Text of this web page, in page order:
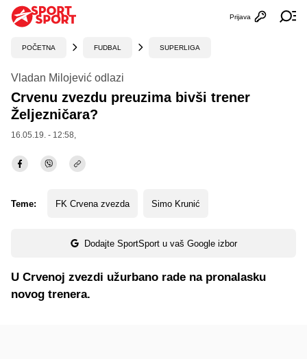
Otvori
Prijava
POČETNA FUDBAL SUPERLIGA
Vladan Milojević odlazi
Crvenu zvezdu preuzima bivši trener
Željezničara?
16.05.19. - 12:58,
Teme: FK Crvena zvezda Simo Krunić
Dodajte SportSport u vaš Google izbor
U Crvenoj zvezdi užurbano rade na pronalasku
novog trenera.